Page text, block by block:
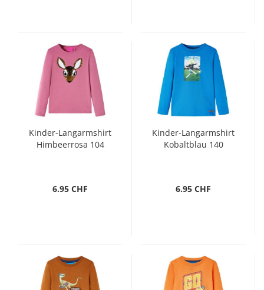
Kinder-Langarmshirt
Himbeerrosa 104
6.95 CHF
Kinder-Langarmshirt
Kobaltblau 140
6.95 CHF